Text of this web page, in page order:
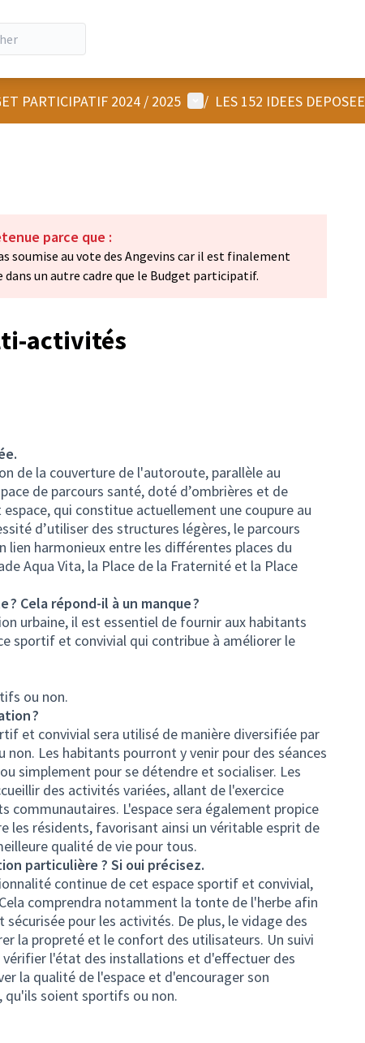
PARTICIPATIF 2024 / 2025 Menu utilisateur
/ LES 152 IDEES
parce que :
soumise au vote des Angevins car il est finalement
un autre cadre que le Budget participatif.
activités
de la couverture de l'autoroute, parallèle au
de parcours santé, doté d’ombrières et de
qui constitue actuellement une coupure au
d’utiliser des structures légères, le parcours
harmonieux entre les différentes places du
Aqua Vita, la Place de la Fraternité et la Place
? Cela répond-il à un manque ?
urbaine, il est essentiel de fournir aux habitants
sportif et convivial qui contribue à améliorer le
ou non.
?
et convivial sera utilisé de manière diversifiée par
Les habitants pourront y venir pour des séances
simplement pour se détendre et socialiser. Les
des activités variées, allant de l'exercice
communautaires. L'espace sera également propice
les résidents, favorisant ainsi un véritable esprit de
qualité de vie pour tous.
particulière ? Si oui précisez.
continue de cet espace sportif et convivial,
comprendra notamment la tonte de l'herbe afin
pour les activités. De plus, le vidage des
la propreté et le confort des utilisateurs. Un suivi
l'état des installations et d'effectuer des
la qualité de l'espace et d'encourager son
qu'ils soient sportifs ou non.